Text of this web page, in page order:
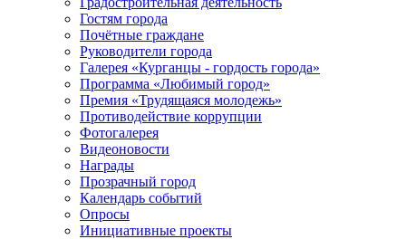
Гостям города
Почётные граждане
Руководители города
Галерея «Курганцы - гордость города»
Программа «Любимый город»
Премия «Трудящаяся молодежь»
Противодействие коррупции
Фотогалерея
Видеоновости
Награды
Прозрачный город
Календарь событий
Опросы
Инициативные проекты